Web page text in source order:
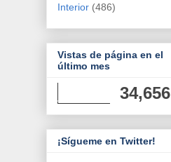
Interior (486)
Vistas de página en el
último mes
34,656
¡Sígueme en Twitter!